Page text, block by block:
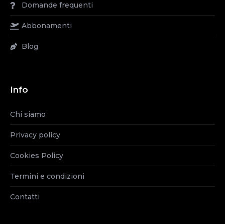
Domande frequenti
Abbonamenti
Blog
Info
Chi siamo
Privacy policy
Cookies Policy
Termini e condizioni
Contatti